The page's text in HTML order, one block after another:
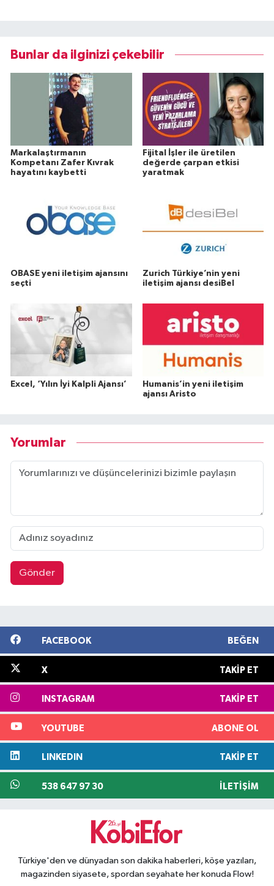
Bunlar da ilginizi çekebilir
Markalaştırmanın
Kompetanı Zafer Kıvrak
hayatını kaybetti
Fijital İşler ile üretilen
değerde çarpan etkisi
yaratmak
OBASE yeni iletişim ajansını
seçti
Zurich Türkiye’nin yeni
iletişim ajansı desiBel
Excel, ‘Yılın İyi Kalpli Ajansı’
Humanis’in yeni iletişim
ajansı Aristo
Yorumlar
Gönder
FACEBOOK BEĞEN
X TAKIP ET
INSTAGRAM TAKIP ET
YOUTUBE ABONE OL
LINKEDIN TAKIP ET
538 647 97 30 İLETIŞIM
Türkiye'den ve dünyadan son dakika haberleri, köşe yazıları,
magazinden siyasete, spordan seyahate her konuda Flow!